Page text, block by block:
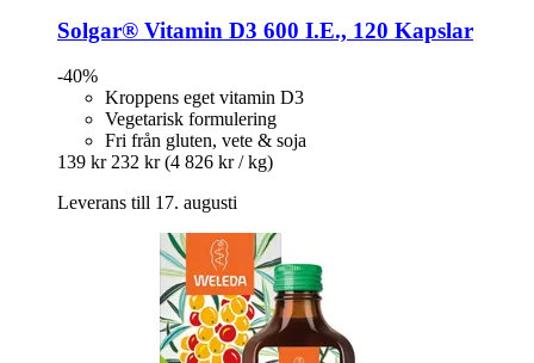
Solgar® Vitamin D3 600 I.E., 120 Kapslar
-40%
Kroppens eget vitamin D3
Vegetarisk formulering
Fri från gluten, vete & soja
139 kr 232 kr (4 826 kr / kg)
Leverans till 17. augusti